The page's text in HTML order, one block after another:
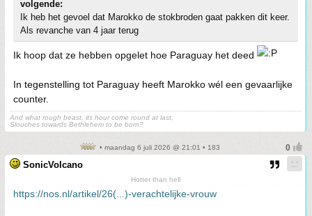
volgende:
Ik heb het gevoel dat Marokko de stokbroden gaat pakken dit keer.
Als revanche van 4 jaar terug
Ik hoop dat ze hebben opgelet hoe Paraguay het deed
In tegenstelling tot Paraguay heeft Marokko wél een gevaarlijke
counter.
And what rough beast, its hour come round at last,
Slouches towards Bethlehem to be born?
• maandag 6 juli 2026 @ 21:01 • 183
SonicVolcano
Hotter than hell
https://nos.nl/artikel/26(...)-verachtelijke-vrouw